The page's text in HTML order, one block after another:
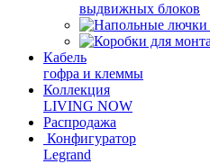
выдвижных блоков
Кабель
гофра и клеммы
Коллекция
LIVING NOW
Распродажа
Конфигуратор
Legrand